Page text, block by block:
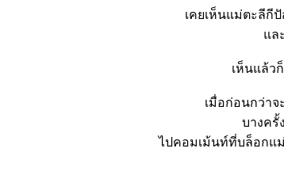
เคยเห็นแม่ตะลีกี
ละ
เห็นแล้ว
เมื่อก่อนกว่า
บางครั้
ไปคอมเม้นท์ที่บล็อกแ